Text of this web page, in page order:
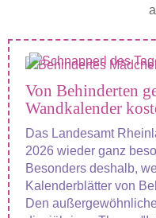
Von Behinderten
Wandkalender
Das Landesamt
2026 wieder ganz
Besonders deshalb,
Kalenderblätter von
Den